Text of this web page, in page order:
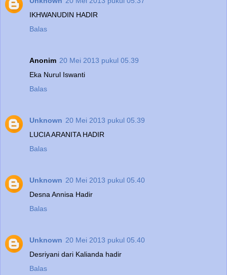
IKHWANUDIN HADIR
Balas
Anonim 20 Mei 2013 pukul 05.39
Eka Nurul Iswanti
Balas
Unknown 20 Mei 2013 pukul 05.39
LUCIA ARANITA HADIR
Balas
Unknown 20 Mei 2013 pukul 05.40
Desna Annisa Hadir
Balas
Unknown 20 Mei 2013 pukul 05.40
Desriyani dari Kalianda hadir
Balas